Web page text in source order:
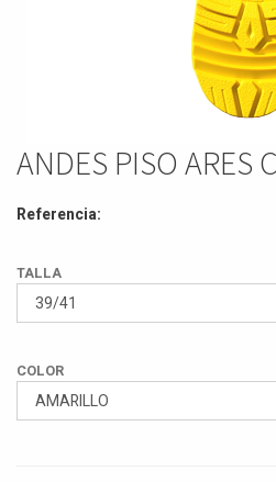
ANDES PISO ARES
Referencia:
TALLA
COLOR